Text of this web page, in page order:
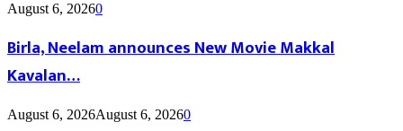
August 6, 20260
Birla, Neelam announces New Movie Makkal
Kavalan…
August 6, 2026August 6, 20260